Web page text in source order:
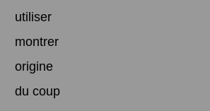
utiliser
montrer
origine
du coup